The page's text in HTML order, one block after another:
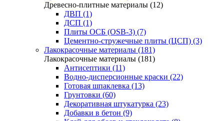
Древесно-плитные материалы (12)
ДВП (1)
ДСП (1)
Плиты ОСБ (OSB-3) (7)
Цементно-стружечные плиты (ЦСП) (3)
Лакокрасочные материалы (181)
Лакокрасочные материалы (181)
Антисептики (11)
Водно-дисперсионные краски (22)
Готовая шпаклевка (13)
Грунтовки (60)
Декоративная штукатурка (23)
Добавки в бетон (9)